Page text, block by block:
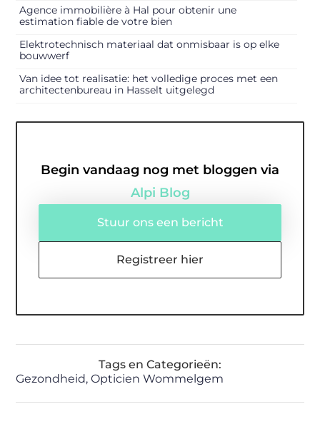
Agence immobilière à Hal pour obtenir une
estimation fiable de votre bien
Elektrotechnisch materiaal dat onmisbaar is op elke
bouwwerf
Van idee tot realisatie: het volledige proces met een
architectenbureau in Hasselt uitgelegd
Begin vandaag nog met bloggen via
Alpi Blog
Stuur ons een bericht
Registreer hier
Tags en Categorieën:
Gezondheid,Opticien Wommelgem